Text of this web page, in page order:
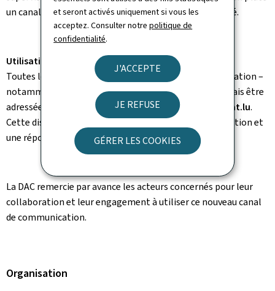
et seront activés uniquement si vous les
acceptez. Consulter notrepolitique de
confidentialité.
J'ACCEPTE
JE REFUSE
GÉRER LES COOKIES
un canal dédié, permettant un suivi plus ciblé et adapté.
Utilisation obligatoire de la nouvelle adresse
Toutes les questions relatives aux organismes de formation –
notamment les ATO, DTO et FSTDO – devront désormais être
adressées à la nouvelle boîte mailFCLtraining@av.etat.lu.
Cette disposition vise à assurer une meilleure organisation et
une réponse appropriée à chaque sollicitation.
La DAC remercie par avance les acteurs concernés pour leur
collaboration et leur engagement à utiliser ce nouveau canal
de communication.
Organisation